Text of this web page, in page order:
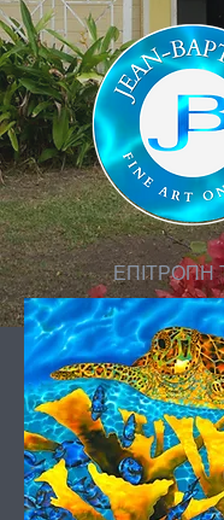
ΕΠΙΤΡΟΠΗ